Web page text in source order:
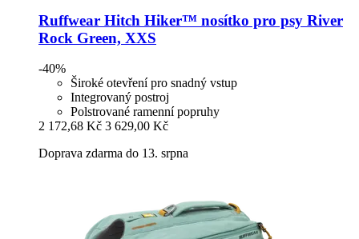
Ruffwear Hitch Hiker™ nosítko pro psy River
Rock Green, XXS
-40%
Široké otevření pro snadný vstup
Integrovaný postroj
Polstrované ramenní popruhy
2 172,68 Kč 3 629,00 Kč
Doprava zdarma do 13. srpna